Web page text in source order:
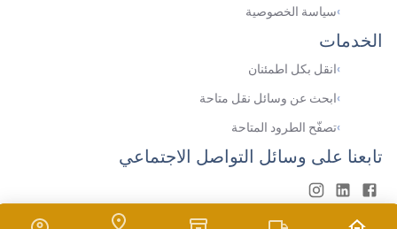
›سياسة الخصوصية
الخدمات
›انقل بكل اطمئنان
›ابحث عن وسائل نقل متاحة
›تصفّح الطرود المتاحة
تابعنا على وسائل التواصل الاجتماعي
© حقوق النشر جميع الحقوق محفوظة